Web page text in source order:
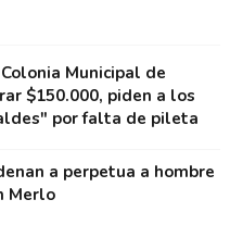
Municipal de
$150.000, piden a los
por falta de pileta
a perpetua a hombre
Merlo